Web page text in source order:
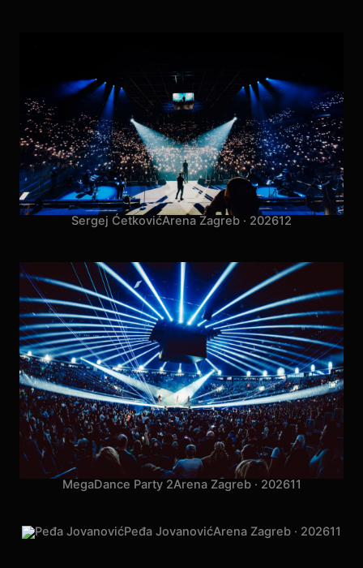
Sergej ĆetkovićArena Zagreb · 202612
MegaDance Party 2Arena Zagreb · 202611
Peđa JovanovićArena Zagreb · 202611